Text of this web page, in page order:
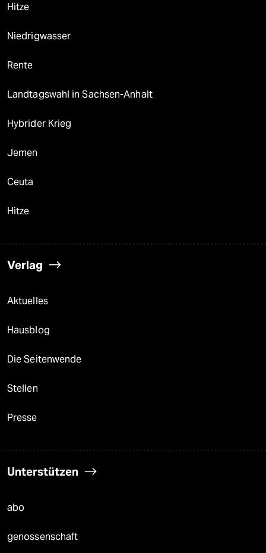
Hitze
Niedrigwasser
Rente
Landtagswahl in Sachsen-Anhalt
Hybrider Krieg
Jemen
Ceuta
Hitze
Verlag
Aktuelles
Hausblog
Die Seitenwende
Stellen
Presse
Unterstützen
abo
genossenschaft